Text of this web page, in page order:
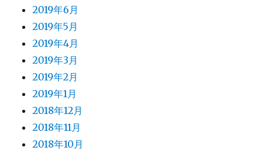
2019年6月
2019年5月
2019年4月
2019年3月
2019年2月
2019年1月
2018年12月
2018年11月
2018年10月